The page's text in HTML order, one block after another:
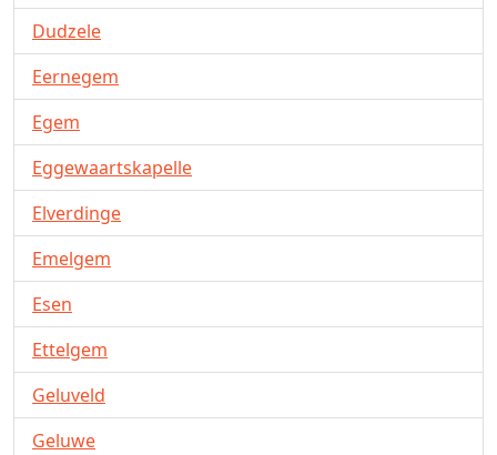
Dudzele
Eernegem
Egem
Eggewaartskapelle
Elverdinge
Emelgem
Esen
Ettelgem
Geluveld
Geluwe